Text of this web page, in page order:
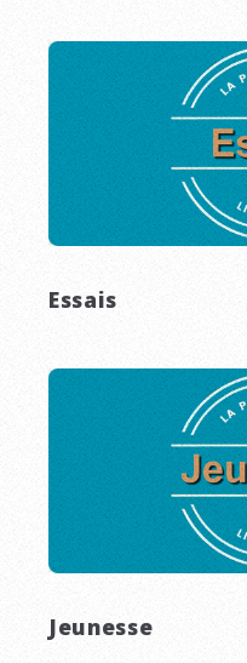
Essais
Jeunesse